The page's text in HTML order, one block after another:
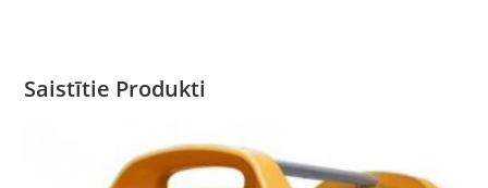
Saistītie Produkti